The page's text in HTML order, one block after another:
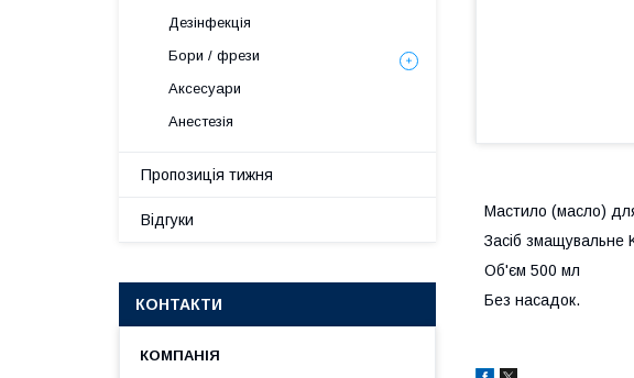
Мастило (масло)
Засіб змащувальне
Об'єм 500 мл
Без насадок.
Дезінфекція
Бори / фрези
Аксесуари
Анестезія
Пропозиція тижня
Відгуки
КОНТАКТИ